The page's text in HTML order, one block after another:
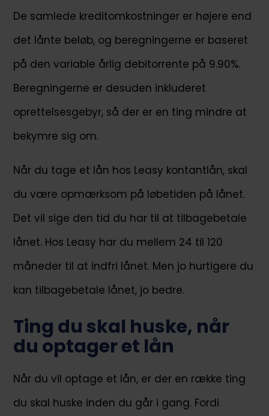
De samlede kreditomkostninger er højere end
det lånte beløb, og beregningerne er baseret
på den variable årlig debitorrente på 9.90%.
Beregningerne er desuden inkluderet
oprettelsesgebyr, så der er en ting mindre at
bekymre sig om.
Når du tage et lån hos Leasy kontantlån, skal
du være opmærksom på løbetiden på lånet.
Det vil sige den tid du har til at tilbagebetale
lånet. Hos Leasy har du mellem 24 til 120
måneder til at indfri lånet. Men jo hurtigere du
kan tilbagebetale lånet, jo bedre.
Ting du skal huske, når
du optager et lån
Når du vil optage et lån, er der en række ting
du skal huske inden du går i gang. Fordi